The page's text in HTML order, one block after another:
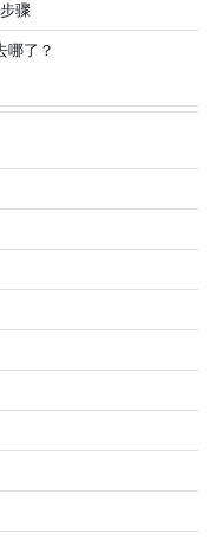
骤
哪了？